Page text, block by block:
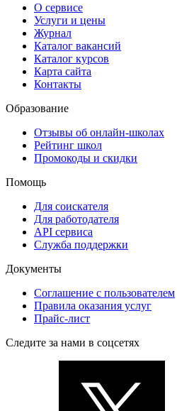
О сервисе
Услуги и цены
Журнал
Каталог вакансий
Каталог курсов
Карта сайта
Контакты
Образование
Отзывы об онлайн-школах
Рейтинг школ
Промокоды и скидки
Помощь
Для соискателя
Для работодателя
API сервиса
Служба поддержки
Документы
Соглашение с пользователем
Правила оказания услуг
Прайс-лист
Следите за нами в соцсетях